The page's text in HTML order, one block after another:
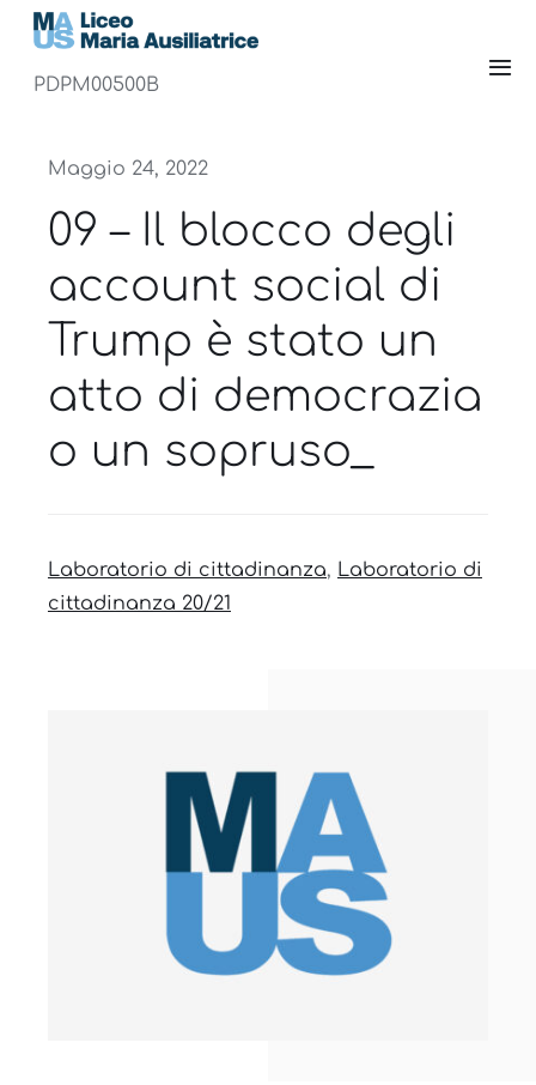
Salta
contenuto
PDPM00500B
Offerta formativa
Genitori
News
Maggio 24, 2022
09 – Il blocco degli
account social di
Trump è stato un
atto di democrazia
o un sopruso_
Laboratorio di cittadinanza, Laboratorio di
cittadinanza 20/21